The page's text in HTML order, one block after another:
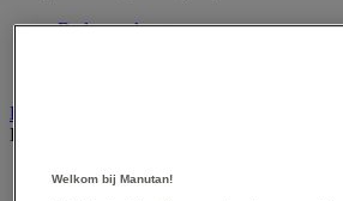
Badge en kaart
Barrière- en beschermingspaal
Bekijk de hele productgroep
Afzetpaal met band
Welkom bij Manutan!